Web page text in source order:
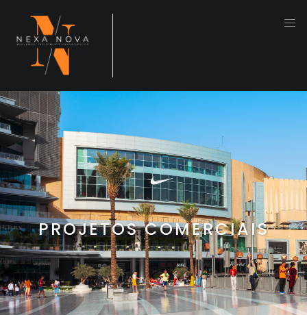
PROJETOS COMERCIAIS